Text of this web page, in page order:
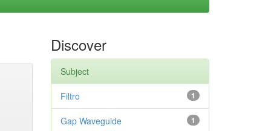
Discover
Subject
1
Filtro
1
Gap Waveguide